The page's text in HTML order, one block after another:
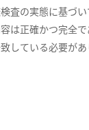
の実態に基づい
は正確かつ完全
している必要が